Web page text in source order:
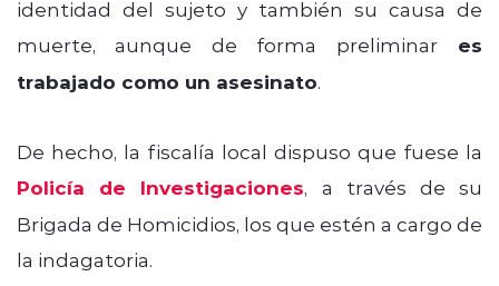
identidad del sujeto y también su causa de
muerte, aunque de forma preliminares
trabajado como un asesinato.
De hecho, la fiscalía local dispuso que fuese la
Policía de Investigaciones, a través de su
Brigada de Homicidios, los que estén a cargo de
la indagatoria.